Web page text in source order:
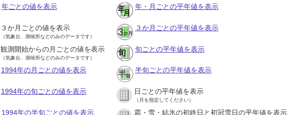
年ごとの値を表示 年・月ごとの平年値を表示
３か月ごとの値を表示
（気象台、測候所などのみのデータです）
３か月ごとの平年値を表示
観測開始からの月ごとの値を表示
（気象台、測候所などのみのデータです）
旬ごとの平年値を表示
1994年の月ごとの値を表示 半旬ごとの平年値を表示
1994年の旬ごとの値を表示 日ごとの平年値を表示
（月を指定してください）
1994年の半旬ごとの値を表示 霜・雪・結氷の初終日と初冠雪日の平年値を表示